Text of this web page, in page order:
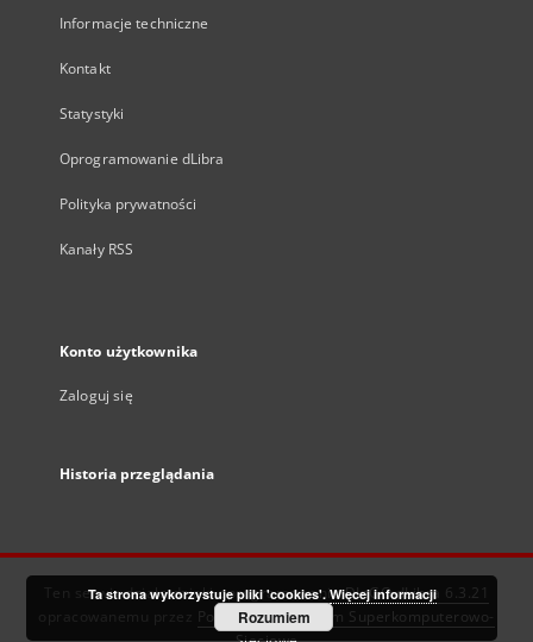
Informacje techniczne
Kontakt
Statystyki
Oprogramowanie dLibra
Polityka prywatności
Kanały RSS
Konto użytkownika
Zaloguj się
Historia przeglądania
Ten serwis działa dzięki oprogramowaniuDInGO dLibra 6.3.21
Poznańskie Centrum Superkomputerowo-
Ta strona wykorzystuje pliki 'cookies'. Więcej informacji
Rozumiem